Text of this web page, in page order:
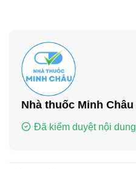
Nhà thuốc Minh Châu
Đã kiểm duyệt nội dung